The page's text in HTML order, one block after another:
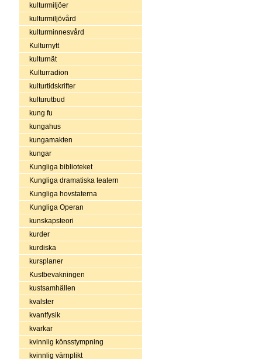
kulturmiljöer
kulturmiljövård
kulturminnesvård
Kulturnytt
kulturnät
Kulturradion
kulturtidskrifter
kulturutbud
kung fu
kungahus
kungamakten
kungar
Kungliga biblioteket
Kungliga dramatiska teatern
Kungliga hovstaterna
Kungliga Operan
kunskapsteori
kurder
kurdiska
kursplaner
Kustbevakningen
kustsamhällen
kvalster
kvantfysik
kvarkar
kvinnlig könsstympning
kvinnlig värnplikt